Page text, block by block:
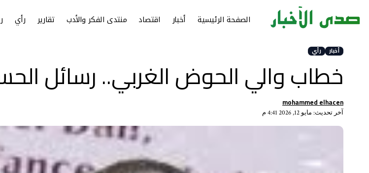
الصفحة الرئيسية أخبار اقتصاد منتدى الفكر والأدب تقارير رأي
أخبار رأي
خطاب والي الحوض الغربي.. رسائل
آخر تحديث: مايو 12, 2026 4:41 م
mohammed elhacen